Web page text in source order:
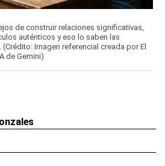
de construir relaciones significativas,
auténticos y eso lo saben las
Imagen referencial creada por El
de Gemini)